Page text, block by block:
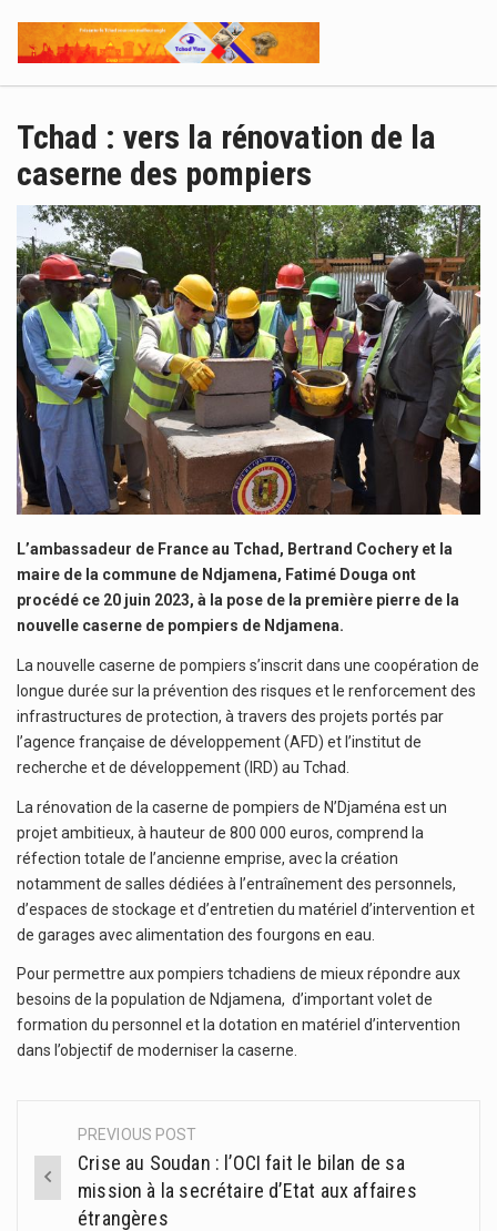
Tchad : vers la rénovation de la
caserne des pompiers
L’ambassadeur de France au Tchad, Bertrand Cochery et la
maire de la commune de Ndjamena, Fatimé Douga ont
procédé ce 20 juin 2023, à la pose de la première pierre de la
nouvelle caserne de pompiers de Ndjamena.
La nouvelle caserne de pompiers s’inscrit dans une coopération de
longue durée sur la prévention des risques et le renforcement des
infrastructures de protection, à travers des projets portés par
l’agence française de développement (AFD) et l’institut de
recherche et de développement (IRD) au Tchad.
La rénovation de la caserne de pompiers de N’Djaména est un
projet ambitieux, à hauteur de 800 000 euros, comprend la
réfection totale de l’ancienne emprise, avec la création
notamment de salles dédiées à l’entraînement des personnels,
d’espaces de stockage et d’entretien du matériel d’intervention et
de garages avec alimentation des fourgons en eau.
Pour permettre aux pompiers tchadiens de mieux répondre aux
besoins de la population de Ndjamena, d’important volet de
formation du personnel et la dotation en matériel d’intervention
dans l’objectif de moderniser la caserne.
Post
navigation
PREVIOUS POST
Crise au Soudan : l’OCI fait le bilan de sa
mission à la secrétaire d’Etat aux affaires
étrangères